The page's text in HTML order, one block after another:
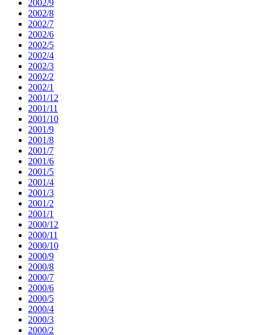
2002/9
2002/8
2002/7
2002/6
2002/5
2002/4
2002/3
2002/2
2002/1
2001/12
2001/11
2001/10
2001/9
2001/8
2001/7
2001/6
2001/5
2001/4
2001/3
2001/2
2001/1
2000/12
2000/11
2000/10
2000/9
2000/8
2000/7
2000/6
2000/5
2000/4
2000/3
2000/2